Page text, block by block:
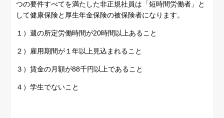
つの要件すべてを満たした非正規社員は「短時間労働者」と
して健康保険と厚生年金保険の被保険者になります。
１）週の所定労働時間が20時間以上あること
２）雇用期間が１年以上見込まれること
３）賃金の月額が88千円以上であること
４）学生でないこと